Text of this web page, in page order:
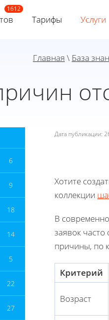
Тарифы Услуги
Главная \ База
6
9
18
14
5
22
27
Дата
Хотите
коллекции
В
заявок
причины, по
Критерий
Возраст